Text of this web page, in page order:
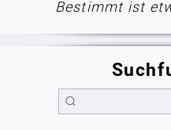
Bestimmt ist